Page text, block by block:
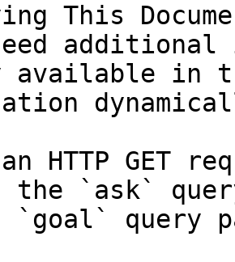
This
in
HTTP GET
the `ask`
`goal` query